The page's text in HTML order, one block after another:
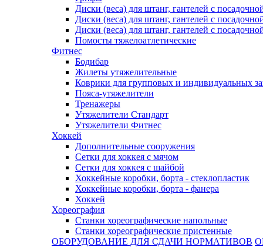
Диски (веса) для штанг, гантелей с
Диски (веса) для штанг, гантелей с
Диски (веса) для штанг, гантелей с
Помосты тяжелоатлетические
Фитнес
Бодибар
Жилеты утяжелительные
Коврики для групповых и индивидуальных
Пояса-утяжелители
Тренажеры
Утяжелители Стандарт
Утяжелители Фитнес
Хоккей
Дополнительные сооружения
Сетки для хоккея с мячом
Сетки для хоккея с шайбой
Хоккейные коробки, борта - стеклопластик
Хоккейные коробки, борта - фанера
Хоккей
Хореография
Станки хореографические напольные
Станки хореографические пристенные
ОБОРУДОВАНИЕ ДЛЯ СДАЧИ НОРМАТИВОВ